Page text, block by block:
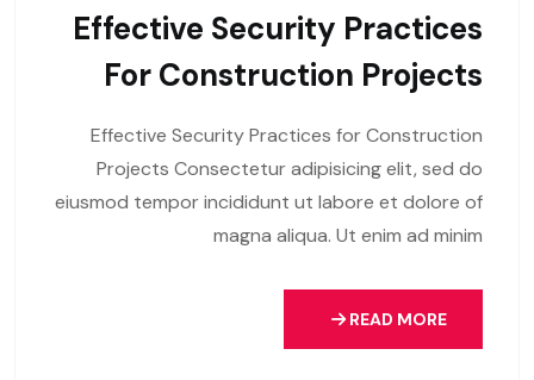
Effective Security Practices
For Construction Projects
Effective Security Practices for Construction
Projects Consectetur adipisicing elit, sed do
eiusmod tempor incididunt ut labore et dolore of
magna aliqua. Ut enim ad minim
READ MORE